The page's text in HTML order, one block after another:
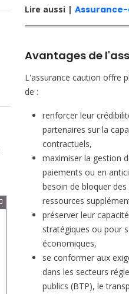
Lire aussi |
Avantages de
L'assurance caution offre
de :
renforcer leur
partenaires sur la
contractuels,
maximiser la gestion
paiements ou en
besoin de bloquer
ressources
préserver leur
stratégiques ou pour
économiques,
se conformer aux
dans les secteurs
publics (BTP), le